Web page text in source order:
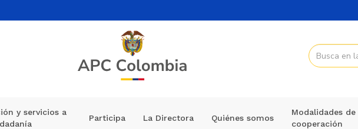
y servicios a
Participa La Directora Quiénes somos
Modalidades de
cooperación